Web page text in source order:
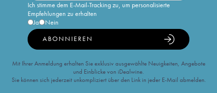
Ich stimme dem E-Mail-Tracking zu, um personalisierte
Empfehlungen zu erhalten
Ja
Nein
ABONNIEREN
Mit Ihrer Anmeldung erhalten Sie exklusiv ausgewählte Neuigkeiten, Angebote
und Einblicke von iDealwine.
Sie können sich jederzeit unkompliziert über den Link in jeder E-Mail abmelden.